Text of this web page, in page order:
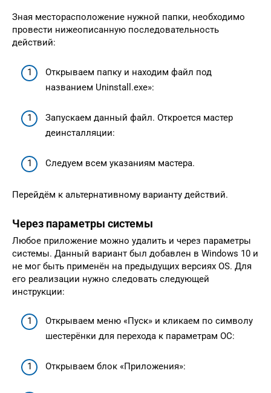
Зная месторасположение нужной папки, необходимо
провести нижеописанную последовательность
действий:
Открываем папку и находим файл под
названием Uninstall.exe»:
Запускаем данный файл. Откроется мастер
деинсталляции:
Следуем всем указаниям мастера.
Перейдём к альтернативному варианту действий.
Через параметры системы
Любое приложение можно удалить и через параметры
системы. Данный вариант был добавлен в Windows 10 и
не мог быть применён на предыдущих версиях OS. Для
его реализации нужно следовать следующей
инструкции:
Открываем меню «Пуск» и кликаем по символу
шестерёнки для перехода к параметрам ОС:
Открываем блок «Приложения»: